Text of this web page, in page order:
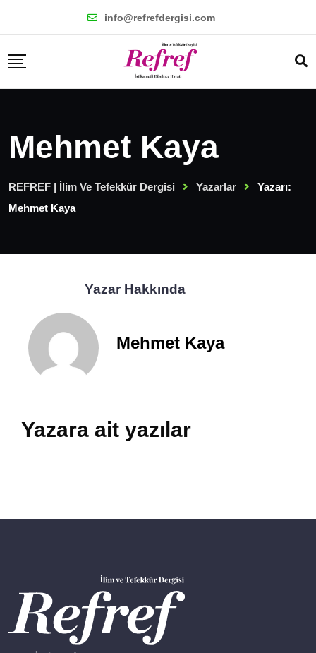
info@refrefdergisi.com
Mehmet Kaya
REFREF | İlim Ve Tefekkür Dergisi Yazarlar
Yazarı:
Mehmet Kaya
Yazar Hakkında
Mehmet Kaya
Yazara ait yazılar